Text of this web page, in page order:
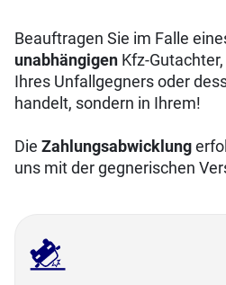
Beauftragen Sie im Falle
unabhängigen Kfz-
Ihres Unfallgegners oder
handelt, sondern in Ihrem!
Die Zahlungsabwicklung
uns mit der gegnerischen